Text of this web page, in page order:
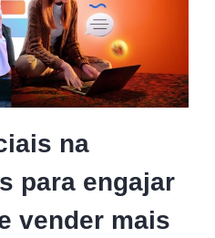
na
para engajar
vender mais